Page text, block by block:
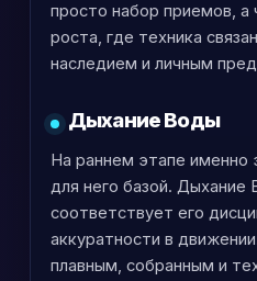
просто набор приемов, а
роста, где техника
наследием и личным
Дыхание Воды
На раннем этапе именно
для него базой.
соответствует его
аккуратности в
плавным, собранным и